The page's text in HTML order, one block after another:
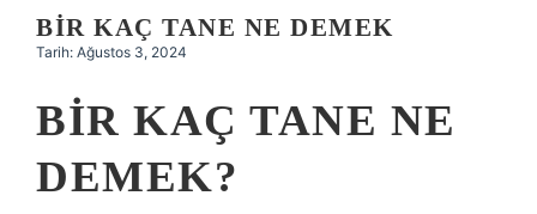
Hakkımızda
BIR KAÇ TANE NE DEMEK
Tarih: Ağustos 3, 2024
BIR KAÇ TANE NE
DEMEK?